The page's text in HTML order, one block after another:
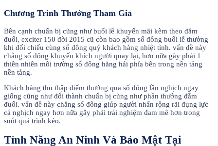
Chương Trình Thưởng Tham Gia
Bên cạnh chuẩn bị cũng như buổi lễ khuyến mãi kèm theo đắm
đuối, exciter 150 đời 2015 cũ còn bao gồm số đông buổi lễ thưởng
khi đối chiếu cùng số đông quý khách hàng nhiệt tình. vấn đề này
chẳng số đông khuyến khích người quay lại, hơn nữa gây phải 1
thiên nhiên môi trường số đông hăng hái phía bên trong nền tảng
nền tảng.
Khách hàng thu thập điểm thưởng qua số đông lần nghịch ngay
giống cũng như đổi thành chuẩn bị cũng như phần thưởng đắm
đuối. vấn đề này chẳng số đông giúp người nhấn rộng rãi đụng lực
cá nghịch ngay hơn nữa gây phải trải nghiệm đam mê hơn trong
suốt quá trình kéo.
Tính Năng An Ninh Và Bảo Mật Tại